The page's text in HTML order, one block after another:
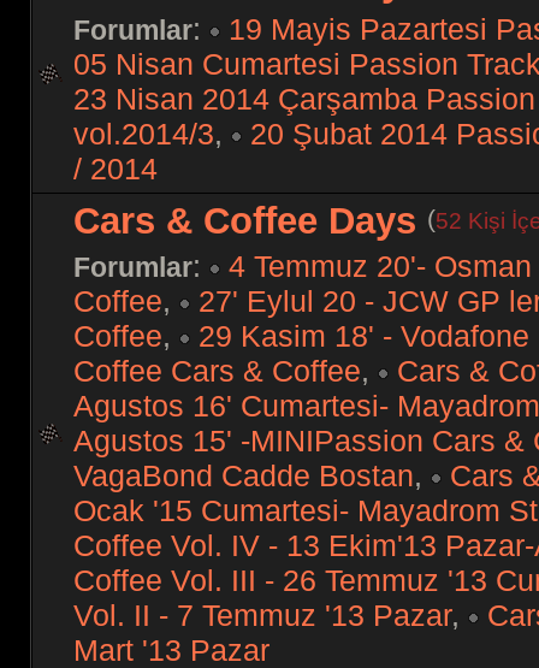
Forumlar:
19 Mayis Pazartesi
05 Nisan Cumartesi Passion
23 Nisan 2014 Çarşamba
vol.2014/3,
20 Şubat 2014
/ 2014
Cars & Coffee Days (52 Kişi
Forumlar:
4 Temmuz 20'-
Coffee,
27' Eylul 20 - JCW GP
Coffee,
29 Kasim 18' -
Coffee Cars & Coffee,
Cars &
Agustos 16' Cumartesi-
Agustos 15' -MINIPassion Cars &
VagaBond Cadde Bostan,
Cars
Ocak '15 Cumartesi- Mayadrom
Coffee Vol. IV - 13 Ekim'13
Coffee Vol. III - 26 Temmuz '13
Vol. II - 7 Temmuz '13 Pazar,
Mart '13 Pazar